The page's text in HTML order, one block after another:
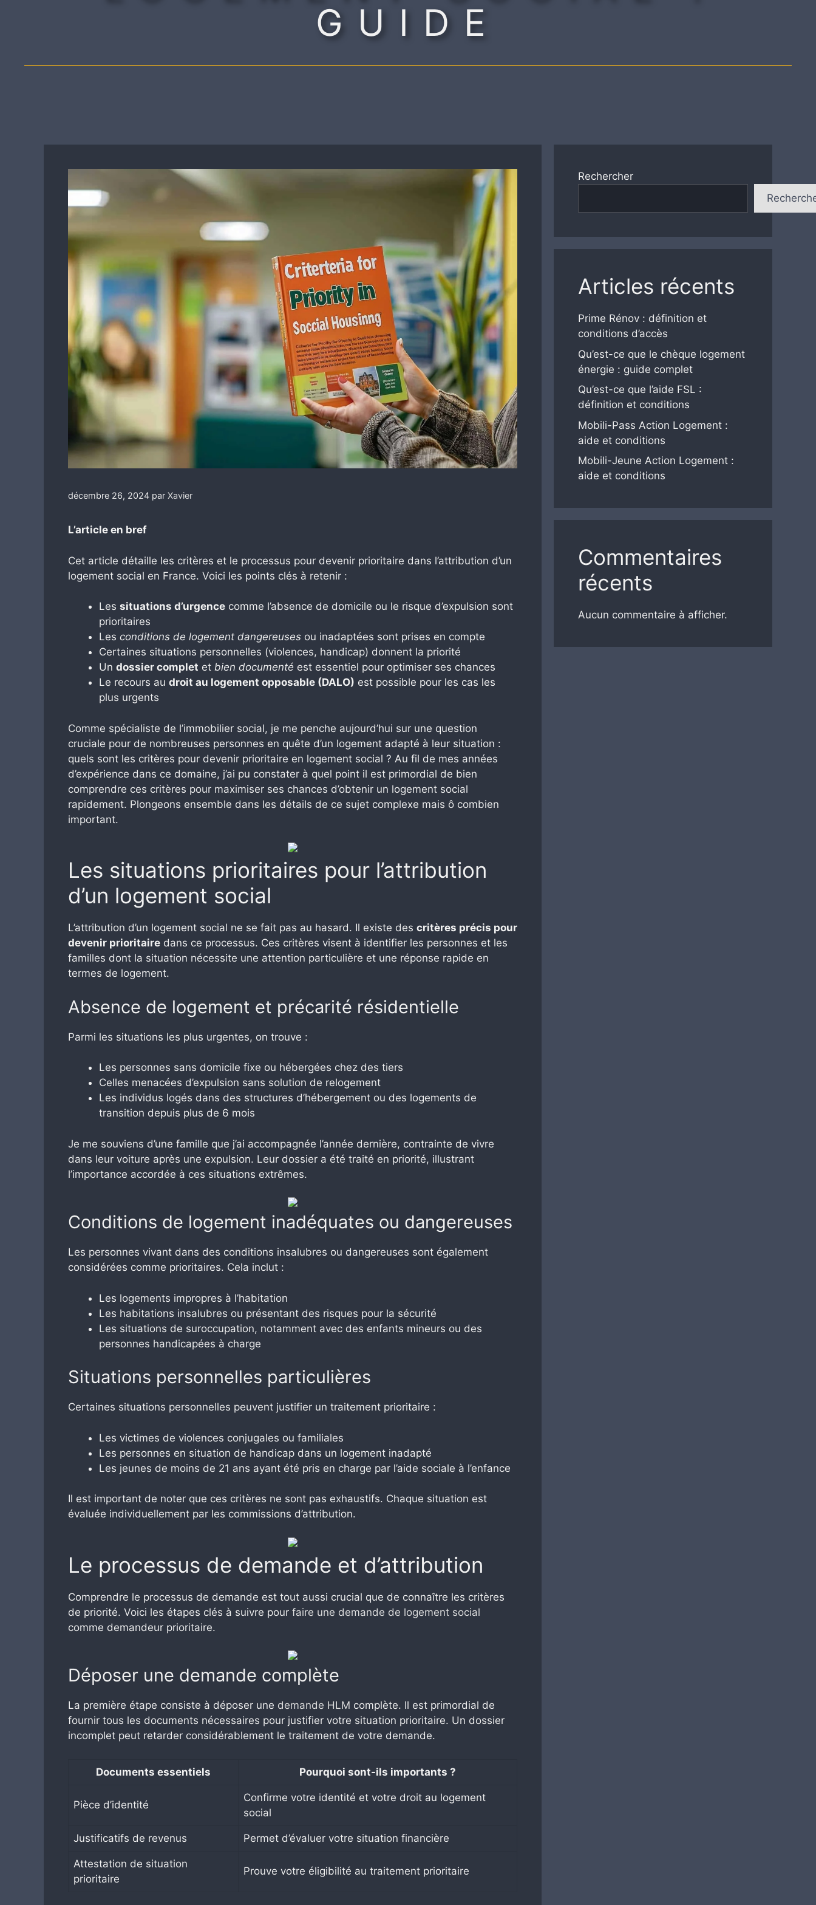
GUIDE
décembre 26, 2024 par Xavier
L’article en bref
Cet article détaille les critères et le processus pour devenir prioritaire dans l’attribution d’un
logement social en France. Voici les points clés à retenir :
Les situations d’urgence comme l’absence de domicile ou le risque d’expulsion sont
prioritaires
Les conditions de logement dangereuses ou inadaptées sont prises en compte
Certaines situations personnelles (violences, handicap) donnent la priorité
Un dossier complet et bien documenté est essentiel pour optimiser ses chances
Le recours au droit au logement opposable (DALO) est possible pour les cas les
plus urgents
Comme spécialiste de l’immobilier social, je me penche aujourd’hui sur une question
cruciale pour de nombreuses personnes en quête d’un logement adapté à leur situation :
quels sont les critères pour devenir prioritaire en logement social ? Au fil de mes années
d’expérience dans ce domaine, j’ai pu constater à quel point il est primordial de bien
comprendre ces critères pour maximiser ses chances d’obtenir un logement social
rapidement. Plongeons ensemble dans les détails de ce sujet complexe mais ô combien
important.
Les situations prioritaires pour l’attribution
d’un logement social
L’attribution d’un logement social ne se fait pas au hasard. Il existe des critères précis pour
devenir prioritaire dans ce processus. Ces critères visent à identifier les personnes et les
familles dont la situation nécessite une attention particulière et une réponse rapide en
termes de logement.
Absence de logement et précarité résidentielle
Parmi les situations les plus urgentes, on trouve :
Les personnes sans domicile fixe ou hébergées chez des tiers
Celles menacées d’expulsion sans solution de relogement
Les individus logés dans des structures d’hébergement ou des logements de
transition depuis plus de 6 mois
Je me souviens d’une famille que j’ai accompagnée l’année dernière, contrainte de vivre
dans leur voiture après une expulsion. Leur dossier a été traité en priorité, illustrant
l’importance accordée à ces situations extrêmes.
Conditions de logement inadéquates ou dangereuses
Les personnes vivant dans des conditions insalubres ou dangereuses sont également
considérées comme prioritaires. Cela inclut :
Les logements impropres à l’habitation
Les habitations insalubres ou présentant des risques pour la sécurité
Les situations de suroccupation, notamment avec des enfants mineurs ou des
personnes handicapées à charge
Situations personnelles particulières
Certaines situations personnelles peuvent justifier un traitement prioritaire :
Les victimes de violences conjugales ou familiales
Les personnes en situation de handicap dans un logement inadapté
Les jeunes de moins de 21 ans ayant été pris en charge par l’aide sociale à l’enfance
Il est important de noter que ces critères ne sont pas exhaustifs. Chaque situation est
évaluée individuellement par les commissions d’attribution.
Le processus de demande et d’attribution
Comprendre le processus de demande est tout aussi crucial que de connaître les critères
de priorité. Voici les étapes clés à suivre pour faire une demande de logement social
comme demandeur prioritaire.
Déposer une demande complète
La première étape consiste à déposer une demande HLM complète. Il est primordial de
fournir tous les documents nécessaires pour justifier votre situation prioritaire. Un dossier
incomplet peut retarder considérablement le traitement de votre demande.
Documents essentiels Pourquoi sont-ils importants ?
Pièce d’identité
Confirme votre identité et votre droit au logement
social
Justificatifs de revenus Permet d’évaluer votre situation financière
Attestation de situation
prioritaire
Prouve votre éligibilité au traitement prioritaire
Rechercher
Articles récents
Prime Rénov : définition et
conditions d’accès
Qu’est-ce que le chèque logement
énergie : guide complet
Qu’est-ce que l’aide FSL :
définition et conditions
Mobili-Pass Action Logement :
aide et conditions
Mobili-Jeune Action Logement :
aide et conditions
Commentaires
récents
Aucun commentaire à afficher.